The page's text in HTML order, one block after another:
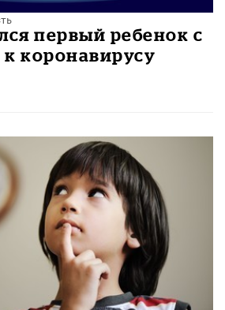
первый ребенок с
коронавирусу